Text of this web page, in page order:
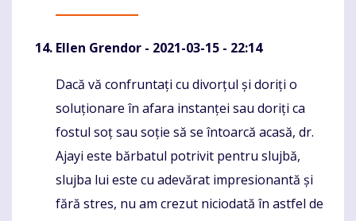
Ellen Grendor - 2021-03-15 - 22:14
Komentaras
Dacă vă confruntați cu divorțul și doriți o
soluționare în afara instanței sau doriți ca
fostul soț sau soție să se întoarcă acasă, dr.
Ajayi este bărbatul potrivit pentru slujbă,
slujba lui este cu adevărat impresionantă și
fără stres, nu am crezut niciodată în astfel de